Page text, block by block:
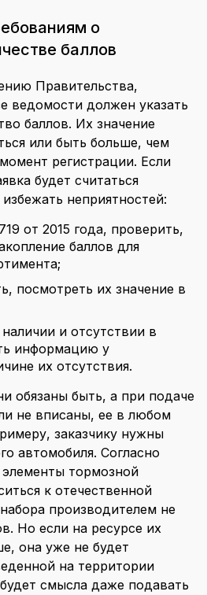
о
баллов
Правительства,
ведомости должен указать
баллов. Их значение
или быть больше, чем
регистрации. Если
будет считаться
неприятностей:
от 2015 года, проверить,
баллов для
посмотреть их значение в
и отсутствии в
информацию у
их отсутствия.
обязаны быть, а при подаче
не вписаны, ее в любом
заказчику нужны
автомобиля. Согласно
тормозной
к отечественной
производителем не
Но если на ресурсе их
она уже не будет
на территории
смысла даже подавать